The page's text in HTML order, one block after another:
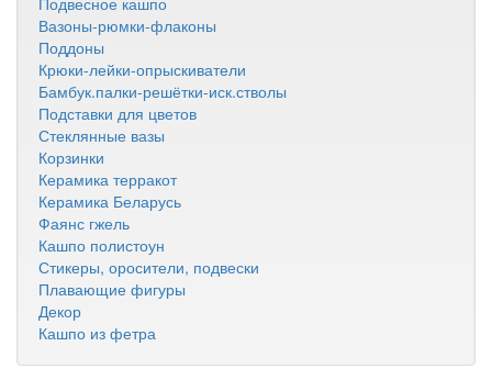
Вазоны-рюмки-флаконы
Поддоны
Крюки-лейки-опрыскиватели
Бамбук.палки-решётки-иск.стволы
Подставки для цветов
Стеклянные вазы
Корзинки
Керамика терракот
Керамика Беларусь
Фаянс гжель
Кашпо полистоун
Стикеры, оросители, подвески
Плавающие фигуры
Декор
Кашпо из фетра